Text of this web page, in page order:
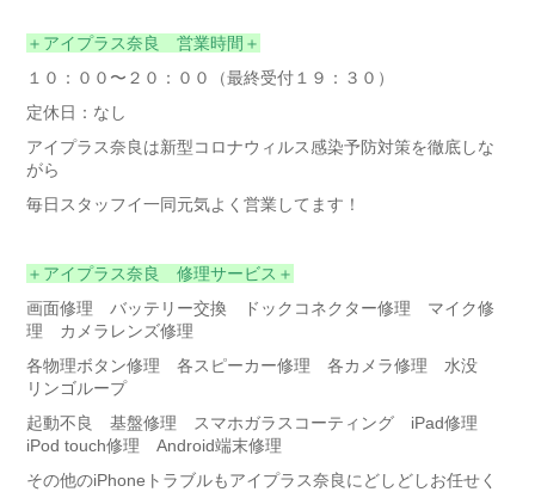
＋アイプラス奈良 営業時間＋
１０：００〜２０：００（最終受付１９：３０）
定休日：なし
アイプラス奈良は新型コロナウィルス感染予防対策を徹底しな
がら
毎日スタッフイ一同元気よく営業してます！
＋アイプラス奈良 修理サービス＋
画面修理 バッテリー交換 ドックコネクター修理 マイク修
理 カメラレンズ修理
各物理ボタン修理 各スピーカー修理 各カメラ修理 水没
リンゴループ
起動不良 基盤修理 スマホガラスコーティング iPad修理
iPod touch修理 Android端末修理
その他のiPhoneトラブルもアイプラス奈良にどしどしお任せく